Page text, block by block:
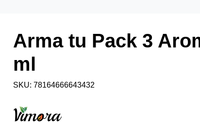
Arma tu Pack 3
ml
SKU: 78164666643432